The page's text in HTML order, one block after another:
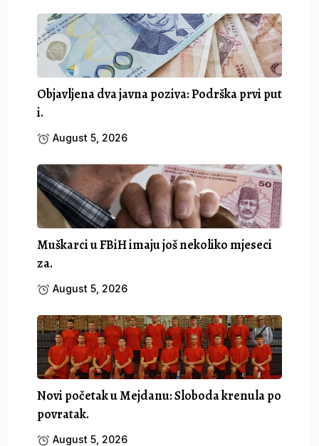
Objavljena dva javna poziva: Podrška prvi put
i.
August 5, 2026
Muškarci u FBiH imaju još nekoliko mjeseci
za.
August 5, 2026
Novi početak u Mejdanu: Sloboda krenula po
povratak.
August 5, 2026